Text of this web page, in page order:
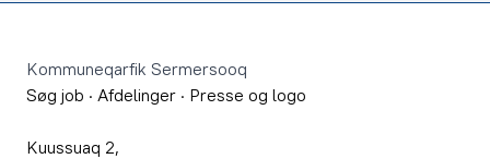
Kommuneqarfik Sermersooq
Søg job · Afdelinger · Presse og logo
Kuussuaq 2,